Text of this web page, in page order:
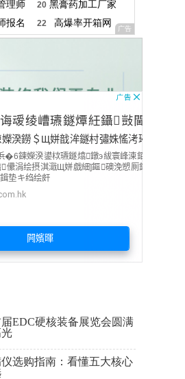
EDC硬核装备展览会圆满
选购指南：看懂五大核心